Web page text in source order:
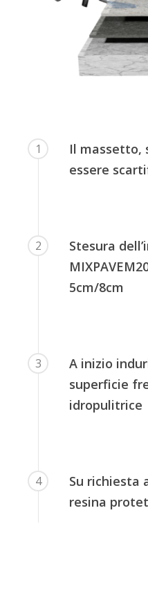
1
Il massetto,
essere
2
Stesura
5cm/8cm
3
A inizio
superficie
idropulitrice
4
Su richiesta
resina